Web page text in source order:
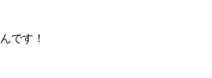
です！